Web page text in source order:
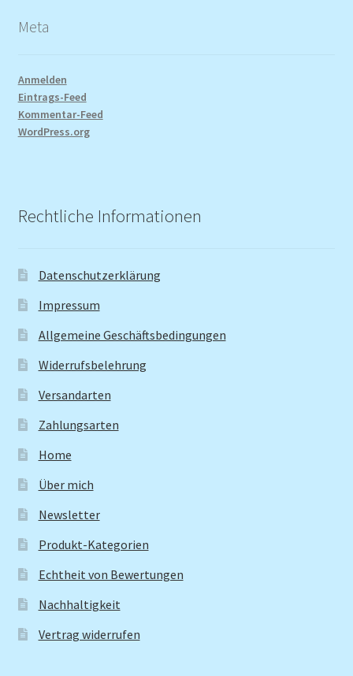
Meta
Anmelden
Eintrags-Feed
Kommentar-Feed
WordPress.org
Rechtliche Informationen
Datenschutzerklärung
Impressum
Allgemeine Geschäftsbedingungen
Widerrufsbelehrung
Versandarten
Zahlungsarten
Home
Über mich
Newsletter
Produkt-Kategorien
Echtheit von Bewertungen
Nachhaltigkeit
Vertrag widerrufen